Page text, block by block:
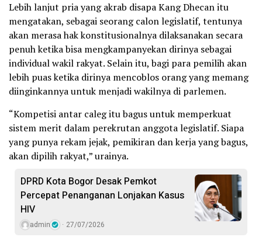
Lebih lanjut pria yang akrab disapa Kang Dhecan itu
mengatakan, sebagai seorang calon legislatif, tentunya
akan merasa hak konstitusionalnya dilaksanakan secara
penuh ketika bisa mengkampanyekan dirinya sebagai
individual wakil rakyat. Selain itu, bagi para pemilih akan
lebih puas ketika dirinya mencoblos orang yang memang
diinginkannya untuk menjadi wakilnya di parlemen.
“Kompetisi antar caleg itu bagus untuk memperkuat
sistem merit dalam perekrutan anggota legislatif. Siapa
yang punya rekam jejak, pemikiran dan kerja yang bagus,
akan dipilih rakyat,” urainya.
DPRD Kota Bogor Desak Pemkot
Percepat Penanganan Lonjakan Kasus
HIV
admin 27/07/2026